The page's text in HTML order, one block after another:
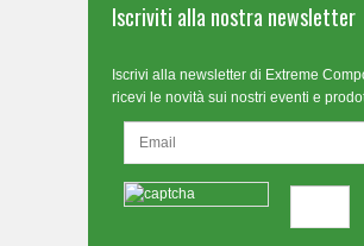
Iscriviti alla nostra newsletter
Iscrivi alla newsletter di Extreme
ricevi le novità sui nostri eventi e